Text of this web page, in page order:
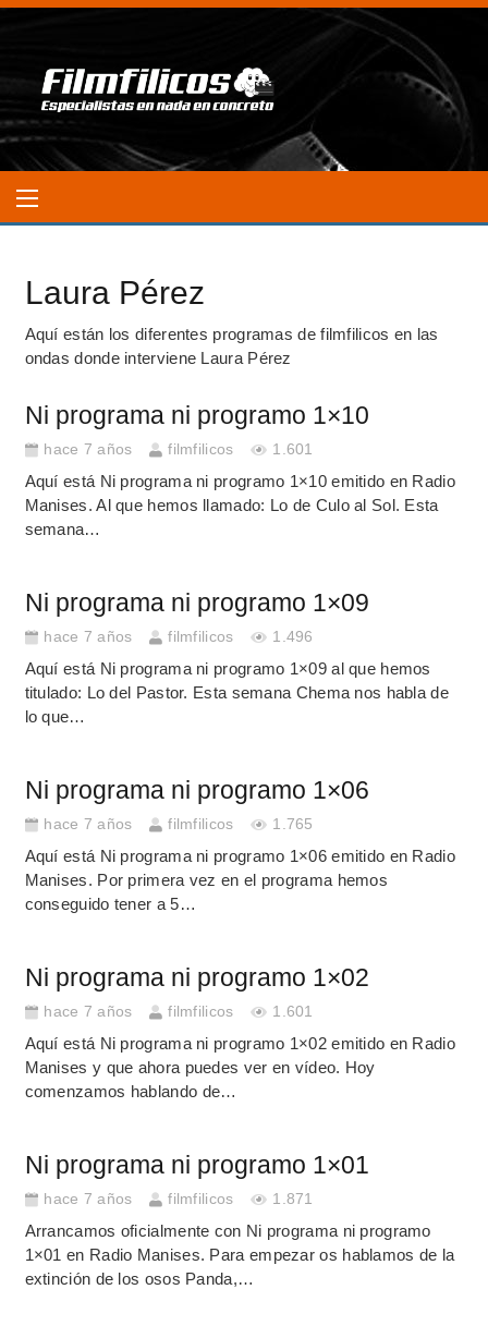
Laura Pérez
Aquí están los diferentes programas de filmfilicos en las
ondas donde interviene Laura Pérez
Ni programa ni programo 1×10
hace 7 años filmfilicos 1.601
Aquí está Ni programa ni programo 1×10 emitido en Radio
Manises. Al que hemos llamado: Lo de Culo al Sol. Esta
semana…
Ni programa ni programo 1×09
hace 7 años filmfilicos 1.496
Aquí está Ni programa ni programo 1×09 al que hemos
titulado: Lo del Pastor. Esta semana Chema nos habla de
lo que…
Ni programa ni programo 1×06
hace 7 años filmfilicos 1.765
Aquí está Ni programa ni programo 1×06 emitido en Radio
Manises. Por primera vez en el programa hemos
conseguido tener a 5…
Ni programa ni programo 1×02
hace 7 años filmfilicos 1.601
Aquí está Ni programa ni programo 1×02 emitido en Radio
Manises y que ahora puedes ver en vídeo. Hoy
comenzamos hablando de…
Ni programa ni programo 1×01
hace 7 años filmfilicos 1.871
Arrancamos oficialmente con Ni programa ni programo
1×01 en Radio Manises. Para empezar os hablamos de la
extinción de los osos Panda,…